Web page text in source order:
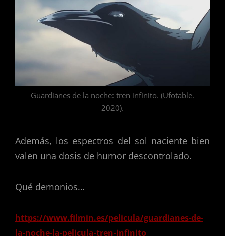
Guardianes de la noche: tren infinito. (Ufotable.
2020).
Además, los espectros del sol naciente bien
valen una dosis de humor descontrolado.
Qué demonios…
https://www.filmin.es/pelicula/guardianes-de-
la-noche-la-pelicula-tren-infinito